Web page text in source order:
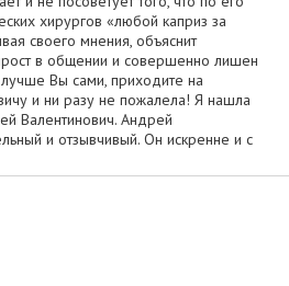
хирургов «любой каприз за
своего мнения, объяснит
в общении и совершенно лишен
Вы сами, приходите на
и ни разу не пожалела! Я нашла
Валентинович. Андрей
и отзывчивый. Он искренне и с
взаимозаменяемые Замечательно,